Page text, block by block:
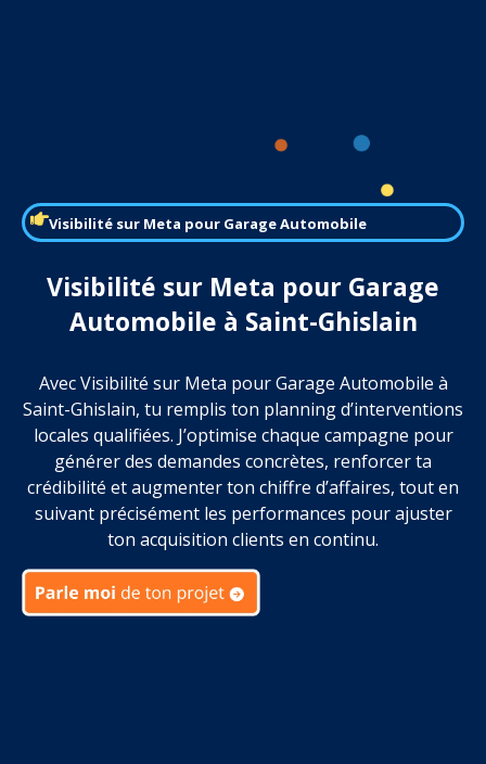
Visibilité sur Meta pour Garage Automobile
Visibilité sur Meta pour Garage
Automobile à Saint-Ghislain
Avec Visibilité sur Meta pour Garage Automobile à
Saint-Ghislain, tu remplis ton planning d’interventions
locales qualifiées. J’optimise chaque campagne pour
générer des demandes concrètes, renforcer ta
crédibilité et augmenter ton chiffre d’affaires, tout en
suivant précisément les performances pour ajuster
ton acquisition clients en continu.